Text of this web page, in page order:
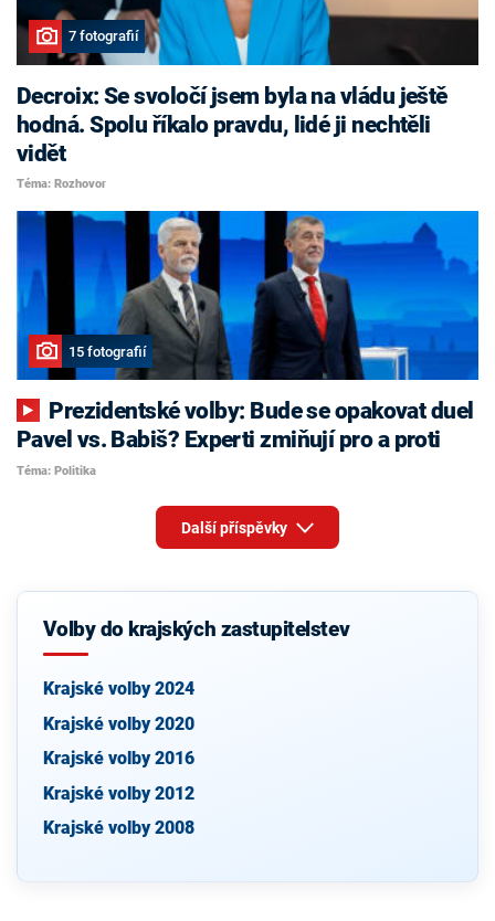
7 fotografií
Decroix: Se svoločí jsem byla na vládu ještě
hodná. Spolu říkalo pravdu, lidé ji nechtěli
vidět
Téma: Rozhovor
15 fotografií
Pavel vs. Babiš? Experti zmiňují pro a proti
Téma: Politika
Další příspěvky
Volby do krajských zastupitelstev
Krajské volby 2024
Krajské volby 2020
Krajské volby 2016
Krajské volby 2012
Krajské volby 2008